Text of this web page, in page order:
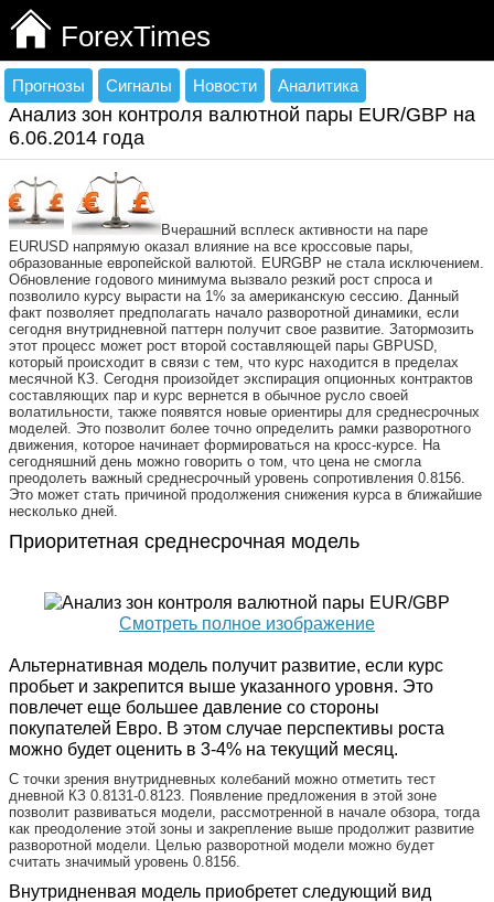
ForexTimes
Прогнозы Сигналы Новости Аналитика
Анализ зон контроля валютной пары EUR/GBP на
6.06.2014 года
Вчерашний всплеск активности на паре
EURUSD напрямую оказал влияние на все кроссовые пары,
образованные европейской валютой. EURGBP не стала исключением.
Обновление годового минимума вызвало резкий рост спроса и
позволило курсу вырасти на 1% за американскую сессию. Данный
факт позволяет предполагать начало разворотной динамики, если
сегодня внутридневной паттерн получит свое развитие. Затормозить
этот процесс может рост второй составляющей пары GBPUSD,
который происходит в связи с тем, что курс находится в пределах
месячной КЗ. Сегодня произойдет экспирация опционных контрактов
составляющих пар и курс вернется в обычное русло своей
волатильности, также появятся новые ориентиры для среднесрочных
моделей. Это позволит более точно определить рамки разворотного
движения, которое начинает формироваться на кросс-курсе. На
сегодняшний день можно говорить о том, что цена не смогла
преодолеть важный среднесрочный уровень сопротивления 0.8156.
Это может стать причиной продолжения снижения курса в ближайшие
несколько дней.
Приоритетная среднесрочная модель
Смотреть полное изображение
Альтернативная модель получит развитие, если курс
пробьет и закрепится выше указанного уровня. Это
повлечет еще большее давление со стороны
покупателей Евро. В этом случае перспективы роста
можно будет оценить в 3-4% на текущий месяц.
С точки зрения внутридневных колебаний можно отметить тест
дневной КЗ 0.8131-0.8123. Появление предложения в этой зоне
позволит развиваться модели, рассмотренной в начале обзора, тогда
как преодоление этой зоны и закрепление выше продолжит развитие
разворотной модели. Целью разворотной модели можно будет
считать значимый уровень 0.8156.
Внутридненвая модель приобретет следующий вид